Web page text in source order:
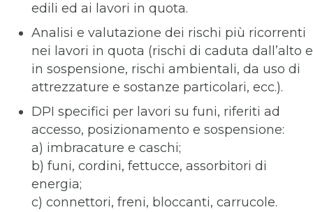
edili ed ai lavori in quota.
Analisi e valutazione dei rischi più ricorrenti
nei lavori in quota (rischi di caduta dall’alto e
in sospensione, rischi ambientali, da uso di
attrezzature e sostanze particolari, ecc.).
DPI specifici per lavori su funi, riferiti ad
accesso, posizionamento e sospensione:
a) imbracature e caschi;
b) funi, cordini, fettucce, assorbitori di
energia;
c) connettori, freni, bloccanti, carrucole.